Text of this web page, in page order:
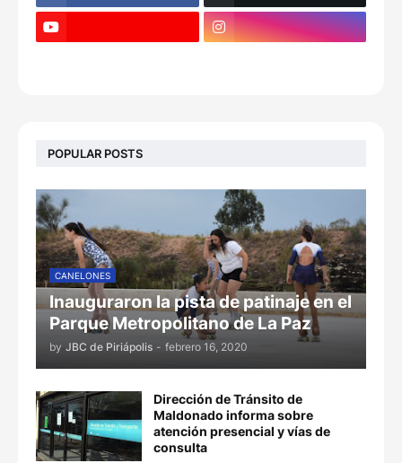
POPULAR POSTS
CANELONES
Inauguraron la pista de patinaje en el
Parque Metropolitano de La Paz
by JBC de Piriápolis - febrero 16, 2020
Dirección de Tránsito de
Maldonado informa sobre
atención presencial y vías de
consulta